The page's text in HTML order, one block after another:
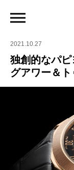
独創的なパピヨンミニ
2021.10.27
独創的なパ
グアワー＆